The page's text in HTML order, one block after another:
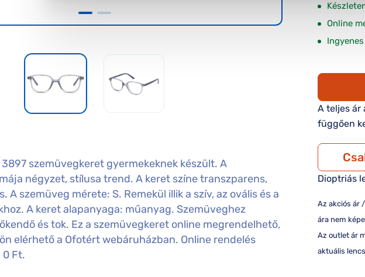
szemüvegkeret gyermekeknek készült. A
négyzet, stílusa trend. A keret színe transzparens,
A szemüveg mérete: S. Remekül illik a szív, az ovális és a
A keret alapanyaga: műanyag. Szemüveghez
és tok. Ez a szemüvegkeret online megrendelhető,
elérhető a Ofotért webáruházban. Online rendelés
0 Ft.
Online
A teljes ár
függően
Dioptriás
Az akciós ár
ára nem
Az outlet ár
aktuális